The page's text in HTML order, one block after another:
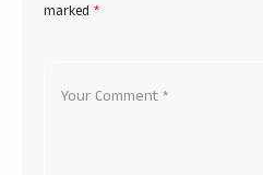
marked *